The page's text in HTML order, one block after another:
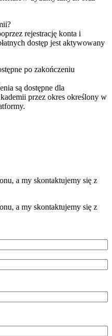
rejestrację konta i
dostęp jest aktywowany
po zakończeniu
są dostępne dla
przez okres określony w
a my skontaktujemy się z
a my skontaktujemy się z